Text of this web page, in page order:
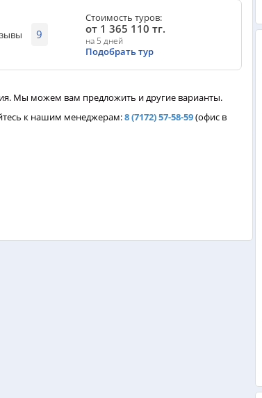
9
Стоимость туров:
от 1 365 110 тг.
на 5 дней
Подобрать тур
Мы можем вам предложить и другие варианты.
к нашим менеджерам:8 (7172) 57-58-59(офис в